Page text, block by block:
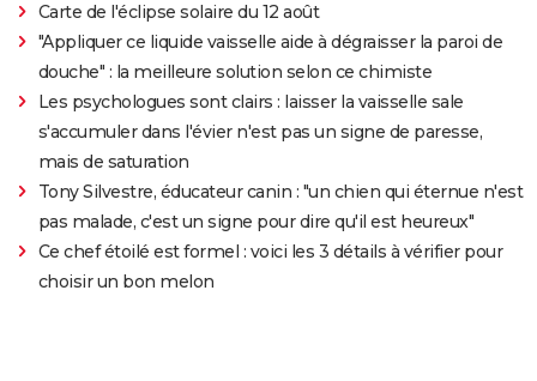
Carte de l'éclipse solaire du 12 août
"Appliquer ce liquide vaisselle aide à dégraisser la paroi de
douche" : la meilleure solution selon ce chimiste
Les psychologues sont clairs : laisser la vaisselle sale
s'accumuler dans l'évier n'est pas un signe de paresse,
mais de saturation
Tony Silvestre, éducateur canin : "un chien qui éternue n'est
pas malade, c'est un signe pour dire qu'il est heureux"
Ce chef étoilé est formel : voici les 3 détails à vérifier pour
choisir un bon melon